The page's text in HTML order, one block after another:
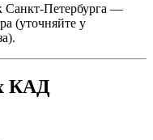
Санкт-Петербурга —
(уточняйте у
КАД